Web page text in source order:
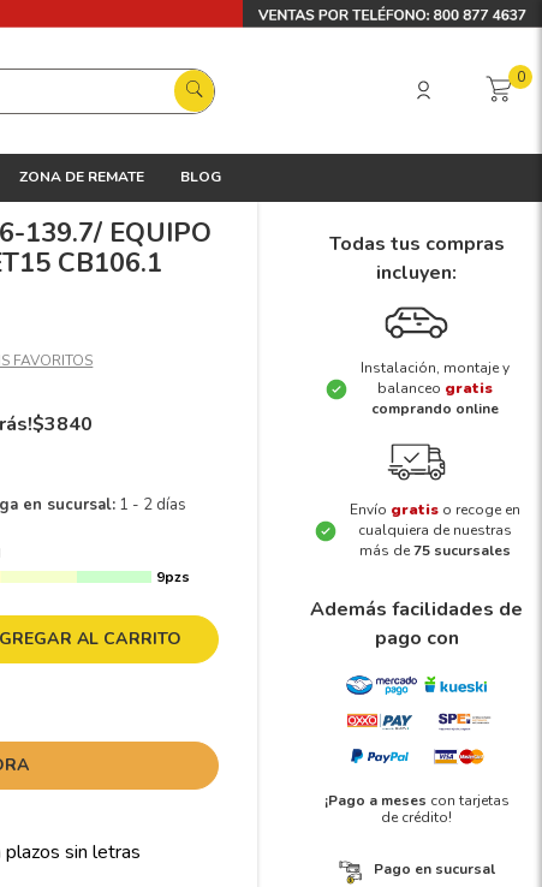
0
ZONA DE REMATE BLOG
139.7/ EQUIPO
CB106.1
$3840
en sucursal: 1 - 2 días
9pzs
AL CARRITO
Todas tus compras
incluyen:
Instalación, montaje y
balanceo gratis
comprando online
Envío gratis o recoge en
cualquiera de nuestras
más de75 sucursales
Además facilidades de
pago con
¡Pago a meses con tarjetas
de crédito!
Pago en sucursal